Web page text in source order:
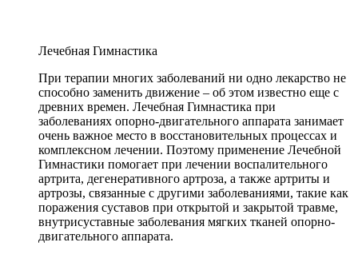
Лечебная Гимнастика
При терапии многих заболеваний ни одно лекарство не
способно заменить движение – об этом известно еще с
древних времен. Лечебная Гимнастика при
заболеваниях опорно-двигательного аппарата занимает
очень важное место в восстановительных процессах и
комплексном лечении. Поэтому применение Лечебной
Гимнастики помогает при лечении воспалительного
артрита, дегенеративного артроза, а также артриты и
артрозы, связанные с другими заболеваниями, такие как
поражения суставов при открытой и закрытой травме,
внутрисуставные заболевания мягких тканей опорно-
двигательного аппарата.